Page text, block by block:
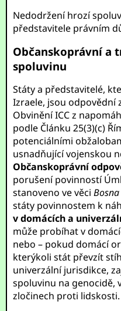
Nedodržení hrozí
představitele právním
Občanskoprávní a
spoluvinu
Státy a představitelé,
Izraele, jsou odpovědní
Obvinění ICC z
podle Článku 25(3)(c)
potenciálními
usnadňující vojenskou
Občanskoprávní
porušení povinností
stanoveno ve věci
státy povinnostem k
v domácích a
může probíhat v
nebo – pokud domácí
kterýkoli stát převzít
univerzální jurisdikce,
spoluvinu na genocidě,
zločinech proti lidskosti.